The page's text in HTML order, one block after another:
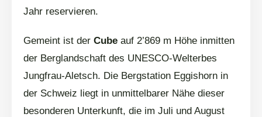
Jahr reservieren.
Gemeint ist der Cube auf 2’869 m Höhe inmitten
der Berglandschaft des UNESCO-Welterbes
Jungfrau-Aletsch. Die Bergstation Eggishorn in
der Schweiz liegt in unmittelbarer Nähe dieser
besonderen Unterkunft, die im Juli und August